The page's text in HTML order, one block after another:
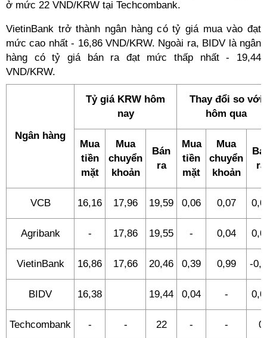
ở mức 22 VND/KRW tại Techcombank.
VietinBank trở thành ngân hàng có tỷ giá mua vào đạt
mức cao nhất - 16,86 VND/KRW. Ngoài ra, BIDV là ngân
hàng có tỷ giá bán ra đạt mức thấp nhất - 19,44
VND/KRW.
Ngân hàng
Tỷ giá KRW hôm
nay
Thay đổi so với
hôm qua
Mua
tiền
mặt
Mua
chuyển
khoản
Bán
ra
Mua
tiền
mặt
Mua
chuyển
khoản
ra
VCB 16,16 17,96 19,59 0,06 0,07
Agribank - 17,86 19,55 - 0,04
VietinBank 16,86 17,66 20,46 0,39 0,99 -
BIDV 16,38 19,44 0,04 -
Techcombank - - 22 - - 0